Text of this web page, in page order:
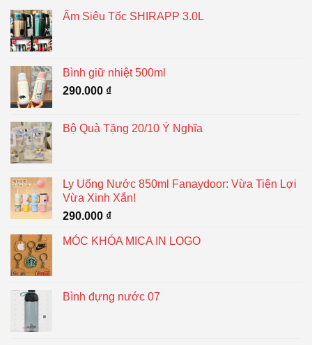
Ấm Siêu Tốc SHIRAPP 3.0L
Bình giữ nhiệt 500ml
290.000 ₫
Bộ Quà Tặng 20/10 Ý Nghĩa
Ly Uống Nước 850ml Fanaydoor: Vừa Tiện Lợi
Vừa Xinh Xắn!
290.000 ₫
MÓC KHÓA MICA IN LOGO
Bình đựng nước 07